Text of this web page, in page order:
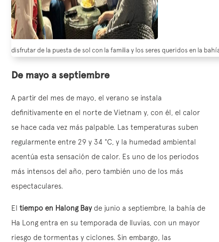
disfrutar de la puesta de sol con la familia y los seres queridos en la
De mayo a septiembre
A partir del mes de mayo, el verano se instala
definitivamente en el norte de Vietnam y, con él, el calor
se hace cada vez más palpable. Las temperaturas suben
regularmente entre 29 y 34 °C, y la humedad ambiental
acentúa esta sensación de calor. Es uno de los periodos
más intensos del año, pero también uno de los más
espectaculares.
El tiempo en Halong Bayde junio a septiembre, la bahía de
Ha Long entra en su temporada de lluvias, con un mayor
riesgo de tormentas y ciclones. Sin embargo, las